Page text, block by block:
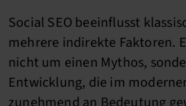
Social SEO beeinflusst
mehrere indirekte Faktoren.
nicht um einen Mythos,
Entwicklung, die im